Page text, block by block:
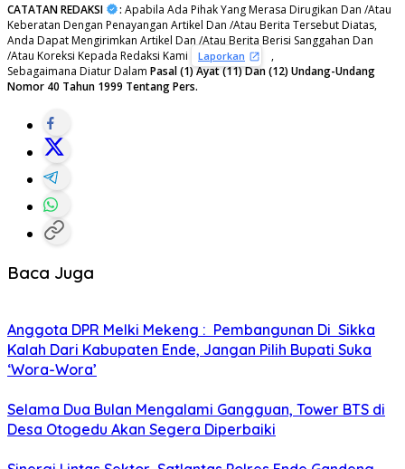
CATATAN REDAKSI : Apabila Ada Pihak Yang Merasa Dirugikan Dan /Atau
Keberatan Dengan Penayangan Artikel Dan /Atau Berita Tersebut Diatas,
Anda Dapat Mengirimkan Artikel Dan /Atau Berita Berisi Sanggahan Dan
/Atau Koreksi Kepada Redaksi Kami
Laporkan
,
Sebagaimana Diatur Dalam Pasal (1) Ayat (11) Dan (12) Undang-Undang
Nomor 40 Tahun 1999 Tentang Pers.
Baca Juga
Anggota DPR Melki Mekeng : Pembangunan Di Sikka
Kalah Dari Kabupaten Ende, Jangan Pilih Bupati Suka
‘Wora-Wora’
Selama Dua Bulan Mengalami Gangguan, Tower BTS di
Desa Otogedu Akan Segera Diperbaiki